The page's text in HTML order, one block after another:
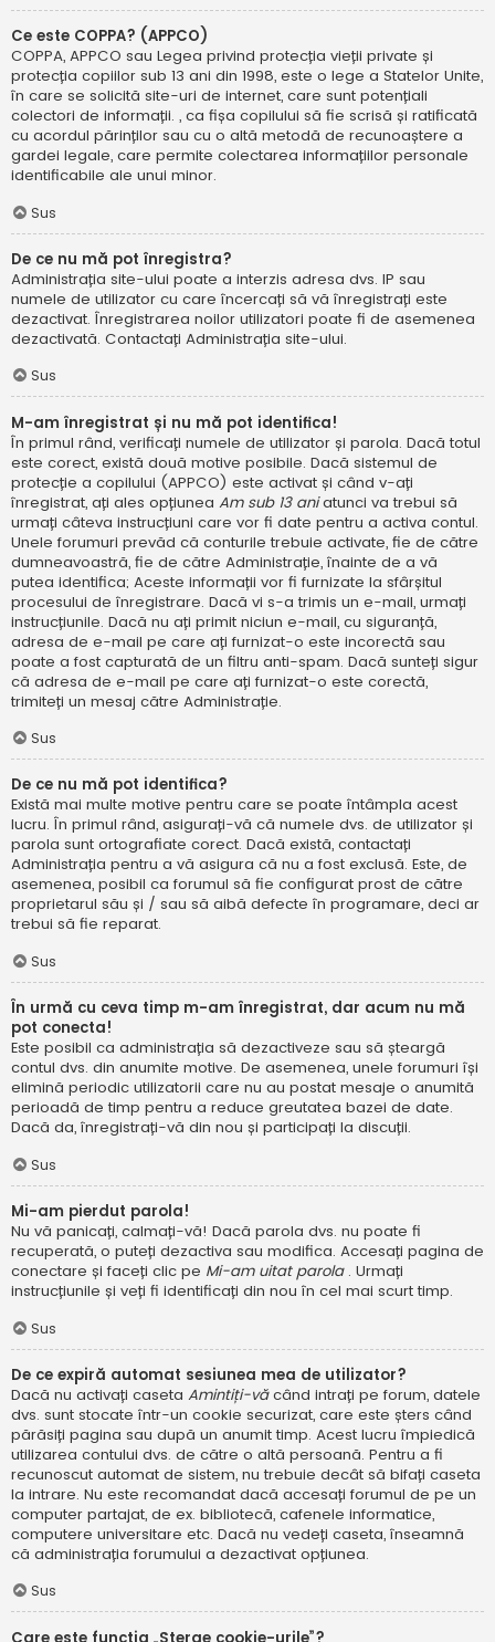
Ce este COPPA? (APPCO)
COPPA, APPCO sau Legea privind protecția vieții private și
protecția copiilor sub 13 ani din 1998, este o lege a Statelor Unite,
în care se solicită site-uri de internet, care sunt potențiali
colectori de informații. , ca fișa copilului să fie scrisă și ratificată
cu acordul părinților sau cu o altă metodă de recunoaștere a
gardei legale, care permite colectarea informațiilor personale
identificabile ale unui minor.
Sus
De ce nu mă pot înregistra?
Administrația site-ului poate a interzis adresa dvs. IP sau
numele de utilizator cu care încercați să vă înregistrați este
dezactivat. Înregistrarea noilor utilizatori poate fi de asemenea
dezactivată. Contactați Administrația site-ului.
Sus
M-am înregistrat și nu mă pot identifica!
În primul rând, verificați numele de utilizator și parola. Dacă totul
este corect, există două motive posibile. Dacă sistemul de
protecție a copilului (APPCO) este activat și când v-ați
înregistrat, ați ales opțiunea Am sub 13 aniatunci va trebui să
urmați câteva instrucțiuni care vor fi date pentru a activa contul.
Unele forumuri prevăd că conturile trebuie activate, fie de către
dumneavoastră, fie de către Administrație, înainte de a vă
putea identifica; Aceste informații vor fi furnizate la sfârșitul
procesului de înregistrare. Dacă vi s-a trimis un e-mail, urmați
instrucțiunile. Dacă nu ați primit niciun e-mail, cu siguranță,
adresa de e-mail pe care ați furnizat-o este incorectă sau
poate a fost capturată de un filtru anti-spam. Dacă sunteți sigur
că adresa de e-mail pe care ați furnizat-o este corectă,
trimiteți un mesaj către Administrație.
Sus
De ce nu mă pot identifica?
Există mai multe motive pentru care se poate întâmpla acest
lucru. În primul rând, asigurați-vă că numele dvs. de utilizator și
parola sunt ortografiate corect. Dacă există, contactați
Administrația pentru a vă asigura că nu a fost exclusă. Este, de
asemenea, posibil ca forumul să fie configurat prost de către
proprietarul său și / sau să aibă defecte în programare, deci ar
trebui să fie reparat.
Sus
În urmă cu ceva timp m-am înregistrat, dar acum nu mă
pot conecta!
Este posibil ca administrația să dezactiveze sau să șteargă
contul dvs. din anumite motive. De asemenea, unele forumuri își
elimină periodic utilizatorii care nu au postat mesaje o anumită
perioadă de timp pentru a reduce greutatea bazei de date.
Dacă da, înregistrați-vă din nou și participați la discuții.
Sus
Mi-am pierdut parola!
Nu vă panicați, calmați-vă! Dacă parola dvs. nu poate fi
recuperată, o puteți dezactiva sau modifica. Accesați pagina de
conectare și faceți clic pe Mi-am uitat parola . Urmați
instrucțiunile și veți fi identificați din nou în cel mai scurt timp.
Sus
De ce expiră automat sesiunea mea de utilizator?
Dacă nu activați caseta Amintiți-văcând intrați pe forum, datele
dvs. sunt stocate într-un cookie securizat, care este șters când
părăsiți pagina sau după un anumit timp. Acest lucru împiedică
utilizarea contului dvs. de către o altă persoană. Pentru a fi
recunoscut automat de sistem, nu trebuie decât să bifați caseta
la intrare. Nu este recomandat dacă accesați forumul de pe un
computer partajat, de ex. bibliotecă, cafenele informatice,
computere universitare etc. Dacă nu vedeți caseta, înseamnă
că administrația forumului a dezactivat opțiunea.
Sus
Care este funcția „Șterge cookie-urile”?